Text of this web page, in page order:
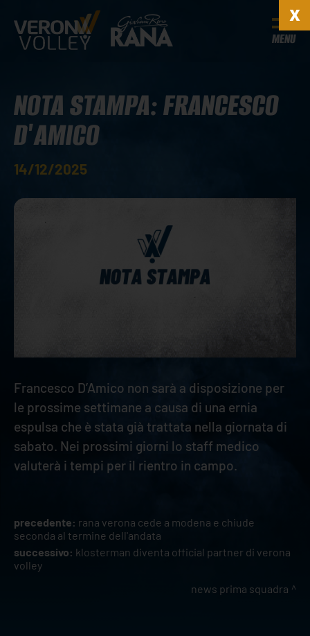
MENU
NOTA STAMPA: FRANCESCO
D'AMICO
14/12/2025
Francesco D’Amico non sarà a disposizione per
le prossime settimane a causa di una ernia
espulsa che è stata già trattata nella giornata di
sabato. Nei prossimi giorni lo staff medico
valuterà i tempi per il rientro in campo.
precedente: rana verona cede a modena e chiude
seconda al termine dell'andata
successivo: klosterman diventa official partner di verona
volley
news prima squadra